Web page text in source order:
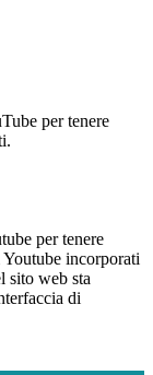
per tenere
per tenere
incorporati
sito web sta
di